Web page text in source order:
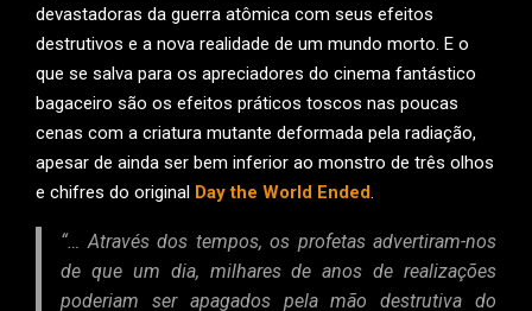
devastadoras da guerra atômica com seus efeitos
destrutivos e a nova realidade de um mundo morto. E o
que se salva para os apreciadores do cinema fantástico
bagaceiro são os efeitos práticos toscos nas poucas
cenas com a criatura mutante deformada pela radiação,
apesar de ainda ser bem inferior ao monstro de três olhos
e chifres do original Day the World Ended.
“… Através dos tempos, os profetas advertiram-nos
de que um dia, milhares de anos de realizações
poderiam ser apagados pela mão destrutiva do